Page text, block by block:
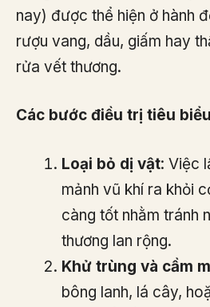
nay) được thể hiện ở hành
rượu vang, dầu, giấm hay
rửa vết thương.
Các bước điều trị tiêu biểu
Loại bỏ dị vật: Việc
mảnh vũ khí ra khỏi
càng tốt nhằm tránh
thương lan rộng.
Khử trùng và cầm
bông lanh, lá cây,